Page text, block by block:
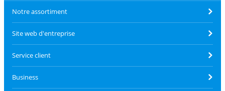
Notre assortiment
Site web d'entreprise
Service client
Business